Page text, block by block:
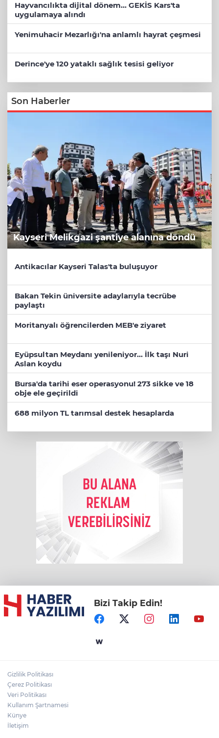
Hayvancılıkta dijital dönem... GEKİS Kars'ta
uygulamaya alındı
Yenimuhacir Mezarlığı'na anlamlı hayrat çeşmesi
Derince'ye 120 yataklı sağlık tesisi geliyor
Son Haberler
Kayseri Melikgazi şantiye alanına döndü
Antikacılar Kayseri Talas'ta buluşuyor
Bakan Tekin üniversite adaylarıyla tecrübe
paylaştı
Moritanyalı öğrencilerden MEB'e ziyaret
Eyüpsultan Meydanı yenileniyor... İlk taşı Nuri
Aslan koydu
Bursa'da tarihi eser operasyonu! 273 sikke ve 18
obje ele geçirildi
688 milyon TL tarımsal destek hesaplarda
Bizi Takip Edin!
Gizlilik Politikası
Çerez Politikası
Veri Politikası
Kullanım Şartnamesi
Künye
İletişim